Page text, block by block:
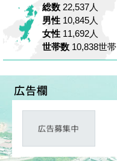
総数 22,537人
男性 10,845人
女性 11,692人
世帯数 10,838世帯